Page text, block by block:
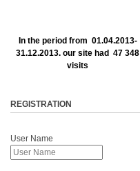
In the period from 01.04.2013-
31.12.2013. our site had 47 348
visits
REGISTRATION
User Name